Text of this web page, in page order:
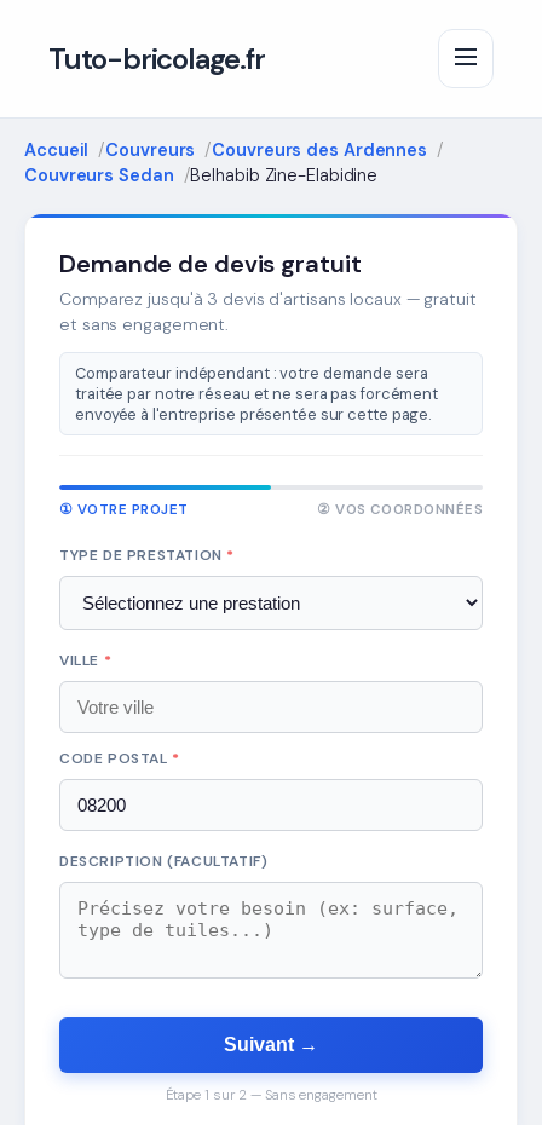
Tuto-bricolage.fr
Accueil Couvreurs
Couvreurs des Ardennes
Couvreurs Sedan
Belhabib Zine-Elabidine
Demande de devis gratuit
Comparez jusqu'à 3 devis d'artisans locaux — gratuit
et sans engagement.
Comparateur indépendant : votre demande sera
traitée par notre réseau et ne sera pas forcément
envoyée à l'entreprise présentée sur cette page.
① VOTRE PROJET ② VOS COORDONNÉES
TYPE DE PRESTATION *
VILLE *
CODE POSTAL *
DESCRIPTION (FACULTATIF)
Suivant →
Étape 1 sur 2 — Sans engagement